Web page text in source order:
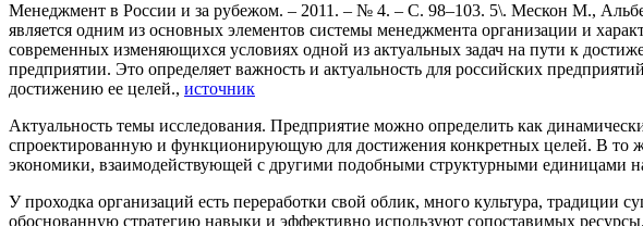
Менеджмент в России и за рубежом. – 2011. – № 4. – С. 98–103. 5\. Мескон М.,
является одним из основных элементов системы менеджмента организации и
современных изменяющихся условиях одной из актуальных задач на пути к
предприятии. Это определяет важность и актуальность для российских
достижению ее целей., источник
Актуальность темы исследования. Предприятие можно определить как
спроектированную и функционирующую для достижения конкретных целей. В то
экономики, взаимодействующей с другими подобными структурными единицами
У проходка организаций есть переработки свой облик, много культура, традиции
обоснованную стратегию навыки и эффективно используют сопоставимых